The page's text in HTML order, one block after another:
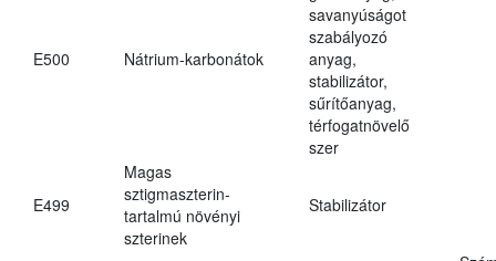
E500 Nátrium-karbonátok
savanyúságot
szabályozó
anyag,
stabilizátor,
sűrítőanyag,
térfogatnövelő
szer
E499
Magas
sztigmaszterin-
tartalmú növényi
szterinek
Stabilizátor